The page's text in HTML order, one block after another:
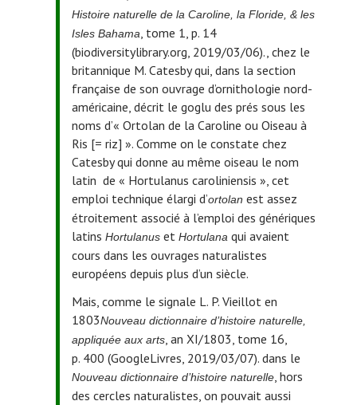
Histoire naturelle de la Caroline, la Floride, & les
Isles Bahama, tome 1, p. 14
(biodiversitylibrary.org, 2019/03/06)., chez le
britannique M. Catesby qui, dans la section
française de son ouvrage d’ornithologie nord-
américaine, décrit le goglu des prés sous les
noms d’« Ortolan de la Caroline ou Oiseau à
Ris [= riz] ». Comme on le constate chez
Catesby qui donne au même oiseau le nom
latin de « Hortulanus caroliniensis », cet
emploi technique élargi d’ortolan est assez
étroitement associé à l’emploi des génériques
latins Hortulanus et Hortulana qui avaient
cours dans les ouvrages naturalistes
européens depuis plus d’un siècle.
Mais, comme le signale L. P. Vieillot en
1803Nouveau dictionnaire d’histoire naturelle,
appliquée aux arts, an XI/1803, tome 16,
p. 400 (GoogleLivres, 2019/03/07).dans le
Nouveau dictionnaire d’histoire naturelle, hors
des cercles naturalistes, on pouvait aussi